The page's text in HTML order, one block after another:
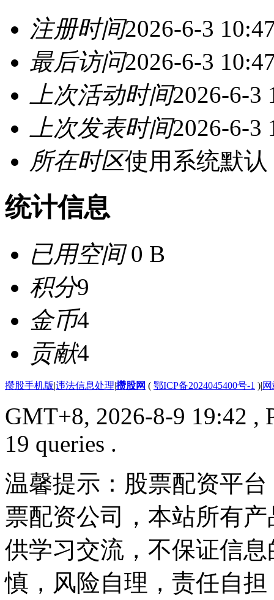
注册时间2026-6-3
最后访问2026-6-3
上次活动时间2026-6-3
上次发表时间2026-6-3
所在时区使用系统默认
统计信息
已用空间0 B
积分9
金币4
贡献4
攒股手机版|违法信息处理|攒股网 ( 鄂ICP备2024045400号-1 )|
GMT+8, 2026-8-9 19:42 ,
19 queries .
温馨提示：股票配资平
票配资公司，本站所有
供学习交流，不保证信
慎，风险自理，责任自